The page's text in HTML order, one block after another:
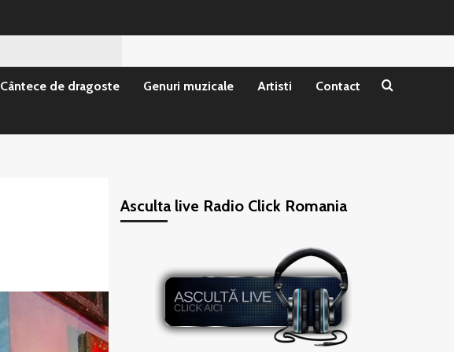
Cântece de dragoste Genuri muzicale Artisti Contact
Asculta live Radio Click Romania